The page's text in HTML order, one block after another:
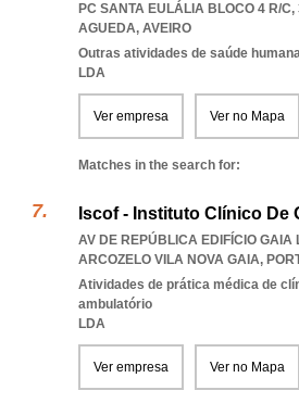
PC SANTA EULÁLIA BLOCO 4 R/
AGUEDA, AVEIRO
Outras atividades de saúde
LDA
Ver empresa Ver no Mapa
Matches in the search for:
Iscof - Instituto Clínico De
AV DE REPÚBLICA EDIFÍCIO GAIA
ARCOZELO VILA NOVA GAIA,
Atividades de prática médica de
ambulatório
LDA
Ver empresa Ver no Mapa